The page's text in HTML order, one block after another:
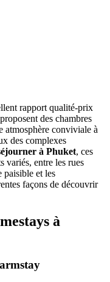
rapport qualité-prix
des chambres
atmosphère conviviale à
des complexes
à Phuket, ces
variés, entre les rues
paisible et les
façons de découvrir
à